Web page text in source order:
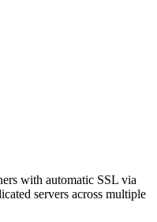
with automatic SSL via
servers across multiple